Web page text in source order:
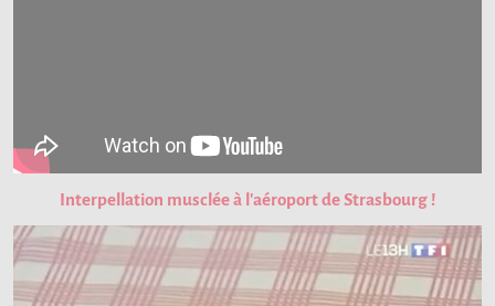
Interpellation musclée à l'aéroport de Strasbourg !